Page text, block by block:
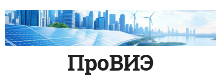
содержимому
ПроВИЭ